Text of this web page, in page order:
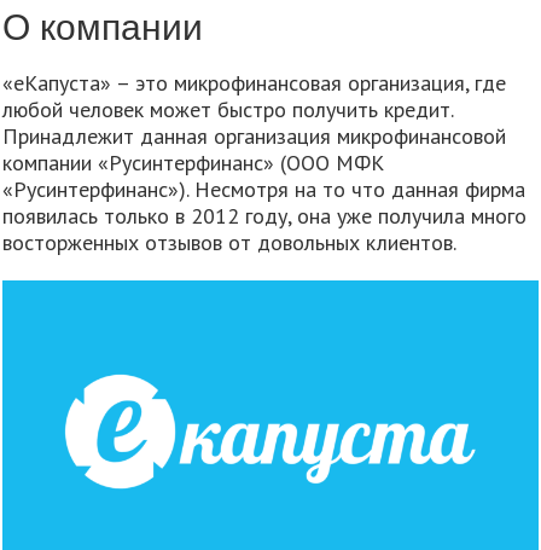
О компании
«еКапуста» – это микрофинансовая организация, где
любой человек может быстро получить кредит.
Принадлежит данная организация микрофинансовой
компании «Русинтерфинанс» (ООО МФК
«Русинтерфинанс»). Несмотря на то что данная фирма
появилась только в 2012 году, она уже получила много
восторженных отзывов от довольных клиентов.